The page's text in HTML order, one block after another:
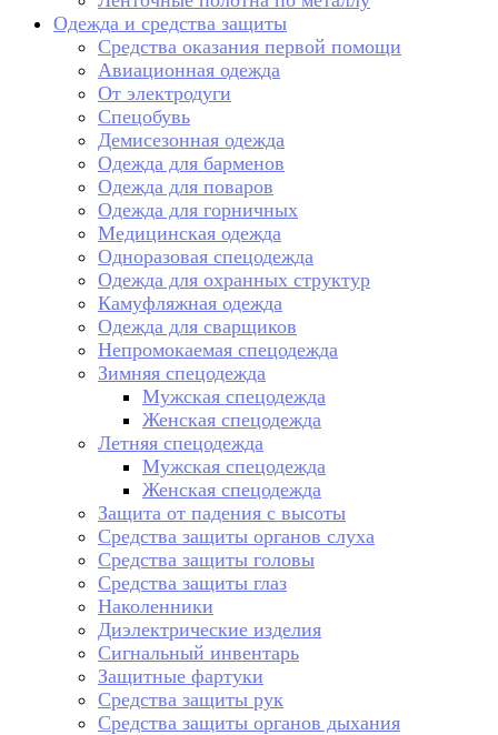
Одежда и средства защиты
Средства оказания первой помощи
Авиационная одежда
От электродуги
Спецобувь
Демисезонная одежда
Одежда для барменов
Одежда для поваров
Одежда для горничных
Медицинская одежда
Одноразовая спецодежда
Одежда для охранных структур
Камуфляжная одежда
Одежда для сварщиков
Непромокаемая спецодежда
Зимняя спецодежда
Мужская спецодежда
Женская спецодежда
Летняя спецодежда
Мужская спецодежда
Женская спецодежда
Защита от падения с высоты
Средства защиты органов слуха
Средства защиты головы
Средства защиты глаз
Наколенники
Диэлектрические изделия
Сигнальный инвентарь
Защитные фартуки
Средства защиты рук
Средства защиты органов дыхания